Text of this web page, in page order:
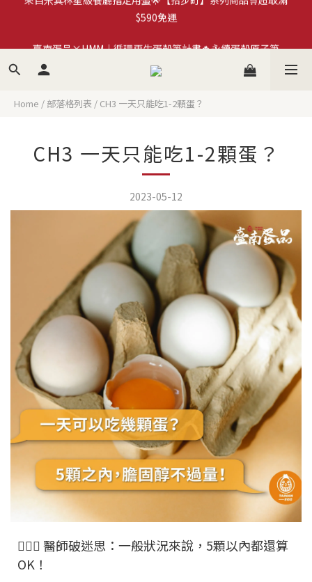
加入拾步町LINE好友💰現領現用官網優惠券$50
《more...》
Home / 部落格列表 / CH3 一天只能吃1-2顆蛋？
CH3 一天只能吃1-2顆蛋？
2023-05-12
👨🏻‍⚕️ 醫師破迷思：一般狀況來說，5顆以內都還算
OK！